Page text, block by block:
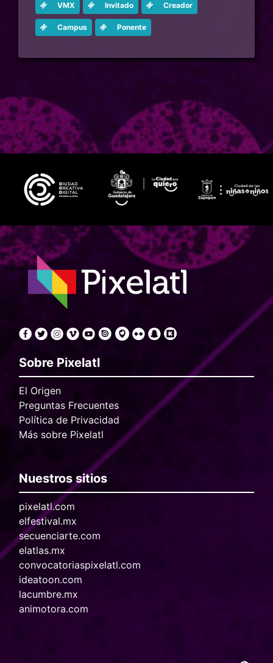
VMX Invitado Creador
Campus Ponente
Sobre Pixelatl
El Origen
Preguntas Frecuentes
Política de Privacidad
Más sobre Pixelatl
Nuestros sitios
pixelatl.com
elfestival.mx
secuenciarte.com
elatlas.mx
convocatoriaspixelatl.com
ideatoon.com
lacumbre.mx
animotora.com